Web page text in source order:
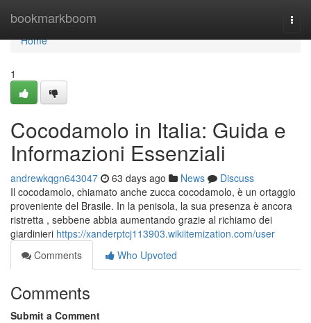
bookmarkboom
Home
Home
1
Cocodamolo in Italia: Guida e
Informazioni Essenziali
andrewkqgn643047 63 days ago News
Discuss
Il cocodamolo, chiamato anche zucca cocodamolo, è un ortaggio
proveniente del Brasile. In la penisola, la sua presenza è ancora
ristretta , sebbene abbia aumentando grazie al richiamo dei
giardinieri https://xanderptcj113903.wikiitemization.com/user
Comments
Who Upvoted
Comments
Submit a Comment